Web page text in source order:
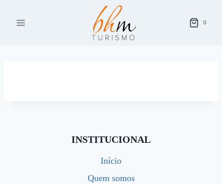
para
0
INSTITUCIONAL
Início
Quem somos